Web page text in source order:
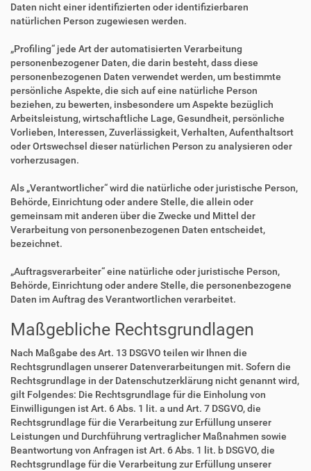
Daten nicht einer identifizierten oder identifizierbaren
natürlichen Person zugewiesen werden.
„Profiling“ jede Art der automatisierten Verarbeitung
personenbezogener Daten, die darin besteht, dass diese
personenbezogenen Daten verwendet werden, um bestimmte
persönliche Aspekte, die sich auf eine natürliche Person
beziehen, zu bewerten, insbesondere um Aspekte bezüglich
Arbeitsleistung, wirtschaftliche Lage, Gesundheit, persönliche
Vorlieben, Interessen, Zuverlässigkeit, Verhalten, Aufenthaltsort
oder Ortswechsel dieser natürlichen Person zu analysieren oder
vorherzusagen.
Als „Verantwortlicher“ wird die natürliche oder juristische Person,
Behörde, Einrichtung oder andere Stelle, die allein oder
gemeinsam mit anderen über die Zwecke und Mittel der
Verarbeitung von personenbezogenen Daten entscheidet,
bezeichnet.
„Auftragsverarbeiter“ eine natürliche oder juristische Person,
Behörde, Einrichtung oder andere Stelle, die personenbezogene
Daten im Auftrag des Verantwortlichen verarbeitet.
Maßgebliche Rechtsgrundlagen
Nach Maßgabe des Art. 13 DSGVO teilen wir Ihnen die
Rechtsgrundlagen unserer Datenverarbeitungen mit. Sofern die
Rechtsgrundlage in der Datenschutzerklärung nicht genannt wird,
gilt Folgendes: Die Rechtsgrundlage für die Einholung von
Einwilligungen ist Art. 6 Abs. 1 lit. a und Art. 7 DSGVO, die
Rechtsgrundlage für die Verarbeitung zur Erfüllung unserer
Leistungen und Durchführung vertraglicher Maßnahmen sowie
Beantwortung von Anfragen ist Art. 6 Abs. 1 lit. b DSGVO, die
Rechtsgrundlage für die Verarbeitung zur Erfüllung unserer